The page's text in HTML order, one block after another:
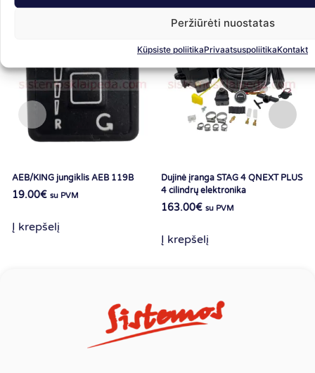
Peržiūrėti nuostatas
Küpsiste poliitikaPrivaatsuspoliitikaKontakt
AEB/KING jungiklis AEB 119B
19.00€ su PVM
Į krepšelį
Dujinė įranga STAG 4 QNEXT PLUS
4 cilindrų elektronika
163.00€ su PVM
Į krepšelį